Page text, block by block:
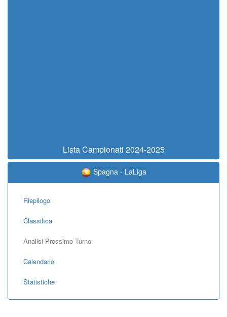
Lista Campionati 2024-2025
Spagna - LaLiga
Riepilogo
Classifica
Analisi Prossimo Turno
Calendario
Statistiche